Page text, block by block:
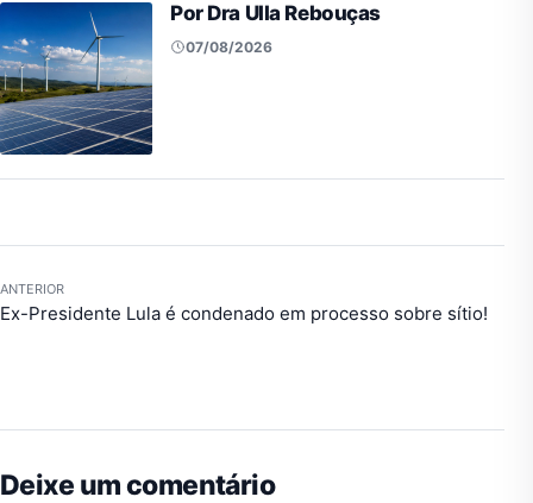
Por Dra Ulla Rebouças
07/08/2026
ANTERIOR
Ex-Presidente Lula é condenado em processo sobre sítio!
Deixe um comentário